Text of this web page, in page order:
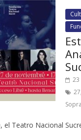
23
27
Teatro Nacional